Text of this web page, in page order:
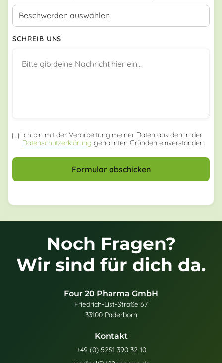
SCHREIB UNS
Ich bin mit der Verarbeitung meiner Daten aus den in der
Datenschutzerklärung genannten Gründen einverstanden.
Formular abschicken
Noch Fragen?
Wir sind für dich da.
Four 20 Pharma GmbH
Friedrich-List-Straße 67
33100 Paderborn
Kontakt
+49 (0) 5251 390 32 10